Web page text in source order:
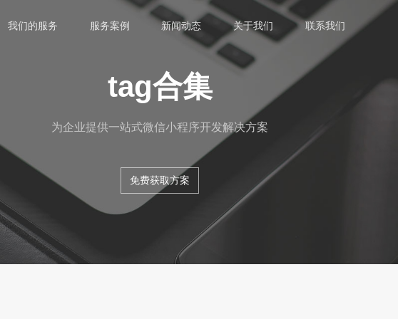
我们的服务 服务案例 新闻动态 关于我们 联系我们
tag合集
为企业提供一站式微信小程序开发解决方案
免费获取方案